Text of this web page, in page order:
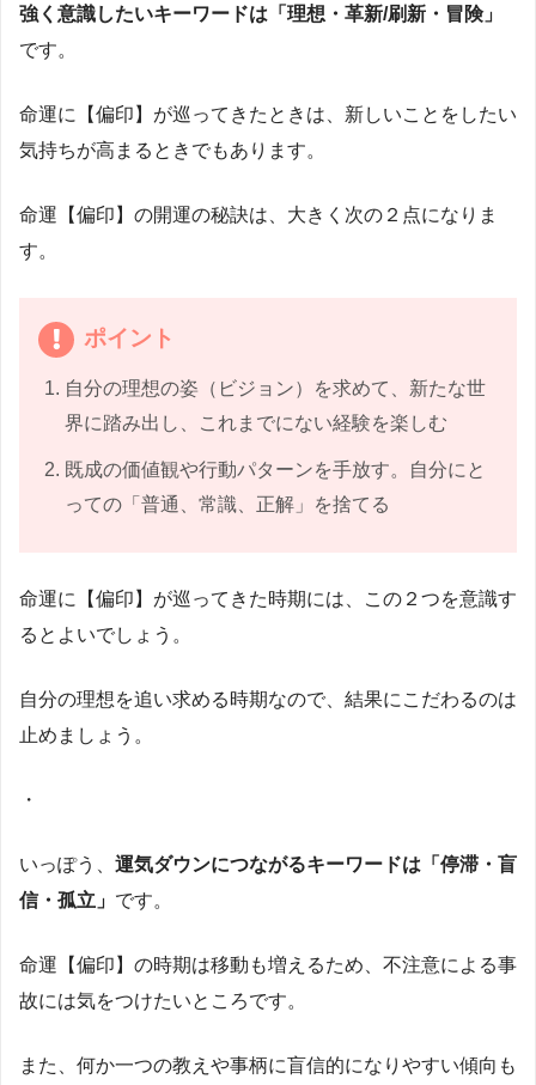
強く意識したいキーワードは「理想・革新/刷新・冒険」
です。
命運に【偏印】が巡ってきたときは、新しいことをしたい
気持ちが高まるときでもあります。
命運【偏印】の開運の秘訣は、大きく次の２点になりま
す。
ポイント
自分の理想の姿（ビジョン）を求めて、新たな世
界に踏み出し、これまでにない経験を楽しむ
既成の価値観や行動パターンを手放す。自分にと
っての「普通、常識、正解」を捨てる
命運に【偏印】が巡ってきた時期には、この２つを意識す
るとよいでしょう。
自分の理想を追い求める時期なので、結果にこだわるのは
止めましょう。
・
いっぽう、 運気ダウンにつながるキーワードは「停滞・盲
信・孤立」 です。
命運【偏印】の時期は移動も増えるため、不注意による事
故には気をつけたいところです。
また、何か一つの教えや事柄に盲信的になりやすい傾向も